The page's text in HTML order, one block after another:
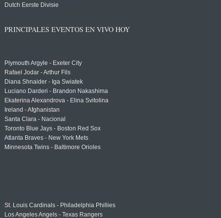
Dutch Eerste Divisie
PRINCIPALES EVENTOS EN VIVO HOY
Plymouth Argyle - Exeter City
Rafael Jodar - Arthur Fils
Diana Shnaider - Iga Swiatek
Luciano Darderi - Brandon Nakashima
Ekaterina Alexandrova - Elina Svitolina
Ireland - Afghanistan
Santa Clara - Nacional
Toronto Blue Jays - Boston Red Sox
Atlanta Braves - New York Mets
Minnesota Twins - Baltimore Orioles
St. Louis Cardinals - Philadelphia Phillies
Los Angeles Angels - Texas Rangers